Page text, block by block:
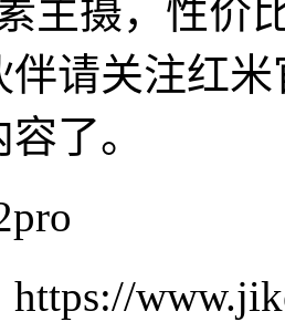
主摄，性价
伴请关注红
了。